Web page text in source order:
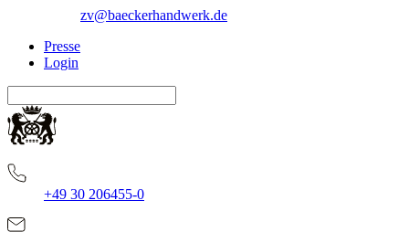
zv@baeckerhandwerk.de
Presse
Login
+49 30 206455-0